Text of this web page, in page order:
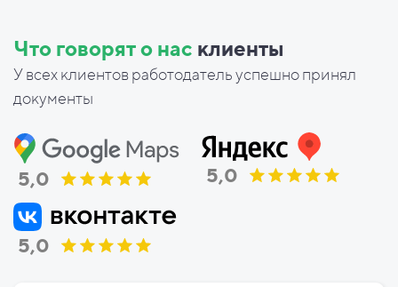
Что говорят о нас клиенты
У всех клиентов работодатель успешно принял
документы
5,0 5,0
5,0